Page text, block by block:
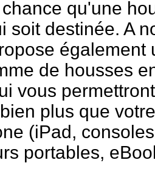
qu'une
soit destinée. A
également
de housses
vous
plus que votre
(iPad,
portables,